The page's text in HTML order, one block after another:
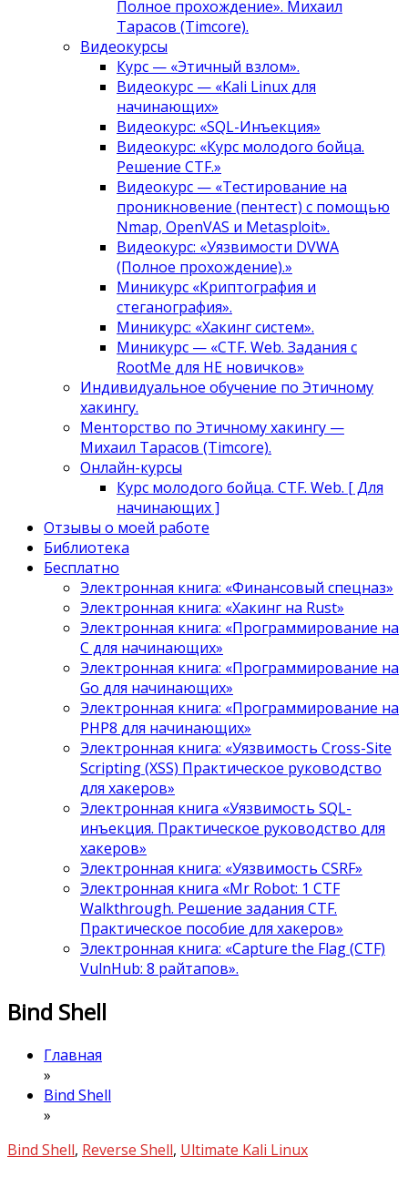
Полное прохождение». Михаил
Тарасов (Timcore).
Видеокурсы
Курс — «Этичный взлом».
Видеокурс — «Kali Linux для
начинающих»
Видеокурс: «SQL-Инъекция»
Видеокурс: «Курс молодого бойца.
Решение CTF.»
Видеокурс — «Тестирование на
проникновение (пентест) с помощью
Nmap, OpenVAS и Metasploit».
Видеокурс: «Уязвимости DVWA
(Полное прохождение).»
Миникурс «Криптография и
стеганография».
Миникурс: «Хакинг систем».
Миникурс — «CTF. Web. Задания с
RootMe для НЕ новичков»
Индивидуальное обучение по Этичному
хакингу.
Менторство по Этичному хакингу —
Михаил Тарасов (Timcore).
Онлайн-курсы
Курс молодого бойца. CTF. Web. [ Для
начинающих ]
Отзывы о моей работе
Библиотека
Бесплатно
Электронная книга: «Финансовый спецназ»
Электронная книга: «Хакинг на Rust»
Электронная книга: «Программирование на
C для начинающих»
Электронная книга: «Программирование на
Go для начинающих»
Электронная книга: «Программирование на
PHP8 для начинающих»
Электронная книга: «Уязвимость Cross-Site
Scripting (XSS) Практическое руководство
для хакеров»
Электронная книга «Уязвимость SQL-
инъекция. Практическое руководство для
хакеров»
Электронная книга: «Уязвимость CSRF»
Электронная книга «Mr Robot: 1 CTF
Walkthrough. Решение задания CTF.
Практическое пособие для хакеров»
Электронная книга: «Capture the Flag (CTF)
VulnHub: 8 райтапов».
Bind Shell
Главная
»
Bind Shell
»
Bind Shell, Reverse Shell, Ultimate Kali Linux